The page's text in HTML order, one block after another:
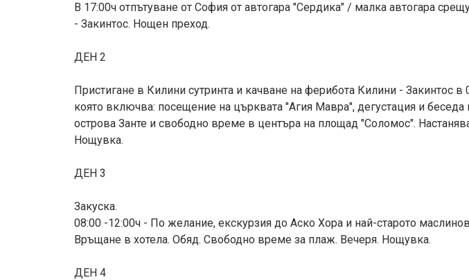
В 17:00ч отпътуване от София от автогара "Сердика" / малка автогара
- Закинтос. Нощен преход.
ДЕН 2
Пристигане в Килини сутринта и качване на ферибота Килини - Закинтос
която включва: посещение на църквата "Агия Мавра", дегустация и
острова Занте и свободно време в центъра на площад "Соломос".
Нощувка.
ДЕН 3
Закуска.
08:00 -12:00ч - По желание, екскурзия до Аско Хора и най-старото
Връщане в хотела. Обяд. Свободно време за плаж. Вечеря. Нощувка.
ДЕН 4